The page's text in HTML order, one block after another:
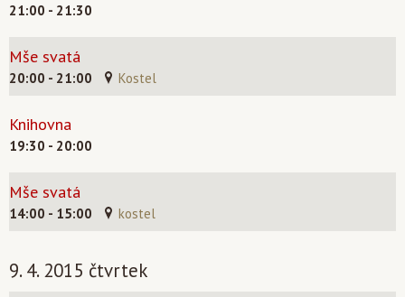
21:00 - 21:30
Mše svatá
20:00 - 21:00 Kostel
Knihovna
19:30 - 20:00
Mše svatá
14:00 - 15:00 kostel
9. 4. 2015 čtvrtek